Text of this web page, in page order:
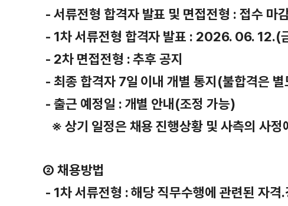
- 서류전형 합격자 발표 및 면접전형 : 접수
- 1차 서류전형 합격자 발표 : 2026. 06. 12.(
- 2차 면접전형 : 추후 공지
- 최종 합격자 7일 이내 개별 통지(불합격은
- 출근 예정일 : 개별 안내(조정 가능)
※ 상기 일정은 채용 진행상황 및 사측의 사정
② 채용방법
- 1차 서류전형 : 해당 직무수행에 관련된 자